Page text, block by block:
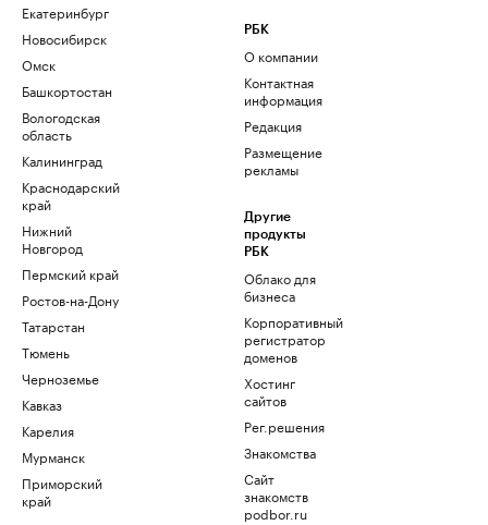
Екатеринбург
Новосибирск
Омск
Башкортостан
Вологодская
область
Калининград
Краснодарский
край
Нижний
Новгород
Пермский край
Ростов-на-Дону
Татарстан
Тюмень
Черноземье
Кавказ
Карелия
Мурманск
Приморский
край
РБК
О компании
Контактная
информация
Редакция
Размещение
рекламы
Другие
продукты
РБК
Облако для
бизнеса
Корпоративный
регистратор
доменов
Хостинг
сайтов
Рег.решения
Знакомства
Сайт
знакомств
podbor.ru